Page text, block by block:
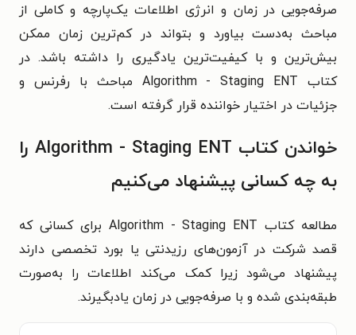
صرفه‌جویی در زمان و انرژی اطلاعات یک‌پارچه و کاملی از
مباحث به‌دست بیاورد و بتواند در کم‌ترین زمان ممکن
بیش‌ترین و با کیفیت‌ترین یادگیری را داشته باشد. در
کتاب Algorithm - Staging ENT مباحث با رفرنس و
جزئیات در اختیار خواننده قرار گرفته است.
خواندن کتاب Algorithm - Staging ENT را
به چه کسانی پیشنهاد می‌کنیم
مطالعه کتاب Algorithm - Staging ENT برای کسانی که
قصد شرکت در آزمون‌های رزیدنتی یا بورد تخصصی دارند
پیشنهاد می‌شود زیرا کمک می‌کند اطلاعات را به‌صورت
طبقه‌بندی شده و با صرفه‌جویی در زمان یادبگیرند.